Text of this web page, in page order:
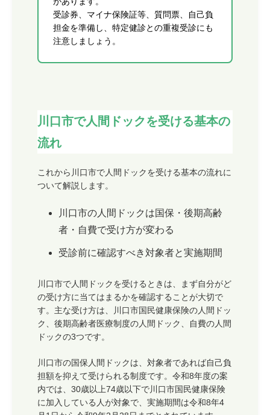
受診券、マイナ保険証等、質問票、自己負
担金を準備し、特定健診との重複受診にも
注意しましょう。
川口市で人間ドックを受ける基本の
流れ
これから川口市で人間ドックを受ける基本の流れに
ついて解説します。
川口市の人間ドックは国保・後期高齢
者・自費で受け方が変わる
受診前に確認すべき対象者と実施期間
川口市で人間ドックを受けるときは、まず自分がど
の受け方に当てはまるかを確認することが大切で
す。主な受け方は、川口市国民健康保険の人間ドッ
ク、後期高齢者医療制度の人間ドック、自費の人間
ドックの3つです。
川口市の国保人間ドックは、対象者であれば自己負
担額を抑えて受けられる制度です。令和8年度の案
内では、30歳以上74歳以下で川口市国民健康保険
に加入している人が対象で、実施期間は令和8年4